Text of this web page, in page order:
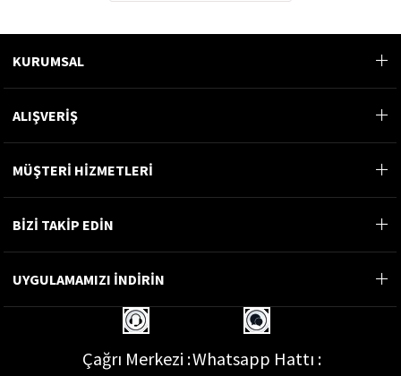
KURUMSAL
ALIŞVERİŞ
MÜŞTERİ HİZMETLERİ
BİZİ TAKİP EDİN
UYGULAMAMIZI İNDİRİN
Çağrı Merkezi :Whatsapp Hattı :